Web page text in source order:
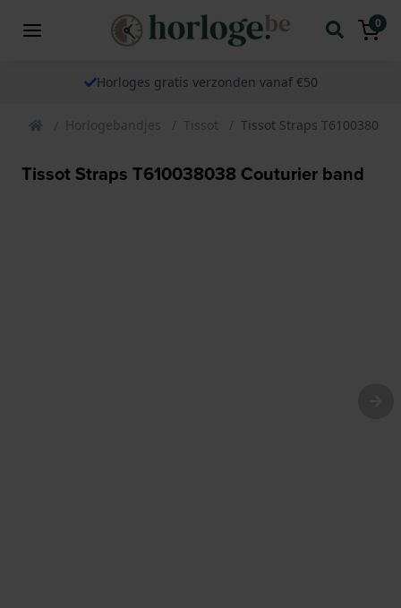
0
Horloges gratis verzonden vanaf €50
Horlogebandjes Tissot Tissot Straps
Tissot Straps T610038038 Couturier band